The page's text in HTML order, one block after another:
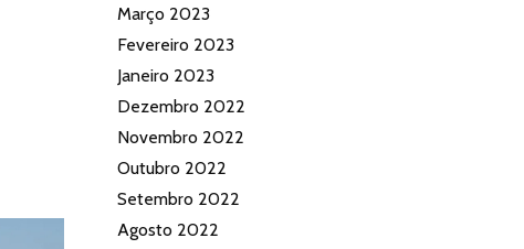
Março 2023
Fevereiro 2023
Janeiro 2023
Dezembro 2022
Novembro 2022
Outubro 2022
Setembro 2022
Agosto 2022